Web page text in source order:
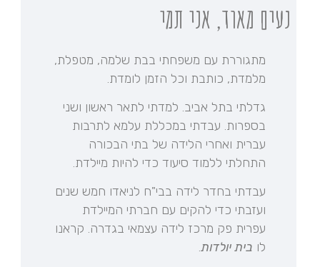
נעים מאוד, אני תמי
מתגוררת עם משפחתי בבת שלמה, מטפלת,
מלמדת, כותבת וכל הזמן לומדת.
גדלתי בתל אביב. למדתי לתאר ראשון ושני
בספרות. עבדתי במכללת עלמא לתרבות
עברית ואחרי הלידה של בתי הבכורה
התחלתי ללמוד סיעוד כדי להיות מיילדת.
עבדתי בחדר לידה בבי"ח לניאדו חמש שנים
ועזבתי כדי להקים עם חברתי המיילדת
עפרית פק מרכז לידה עצמאי בגדרה. קראנו
לו בית יולדות.